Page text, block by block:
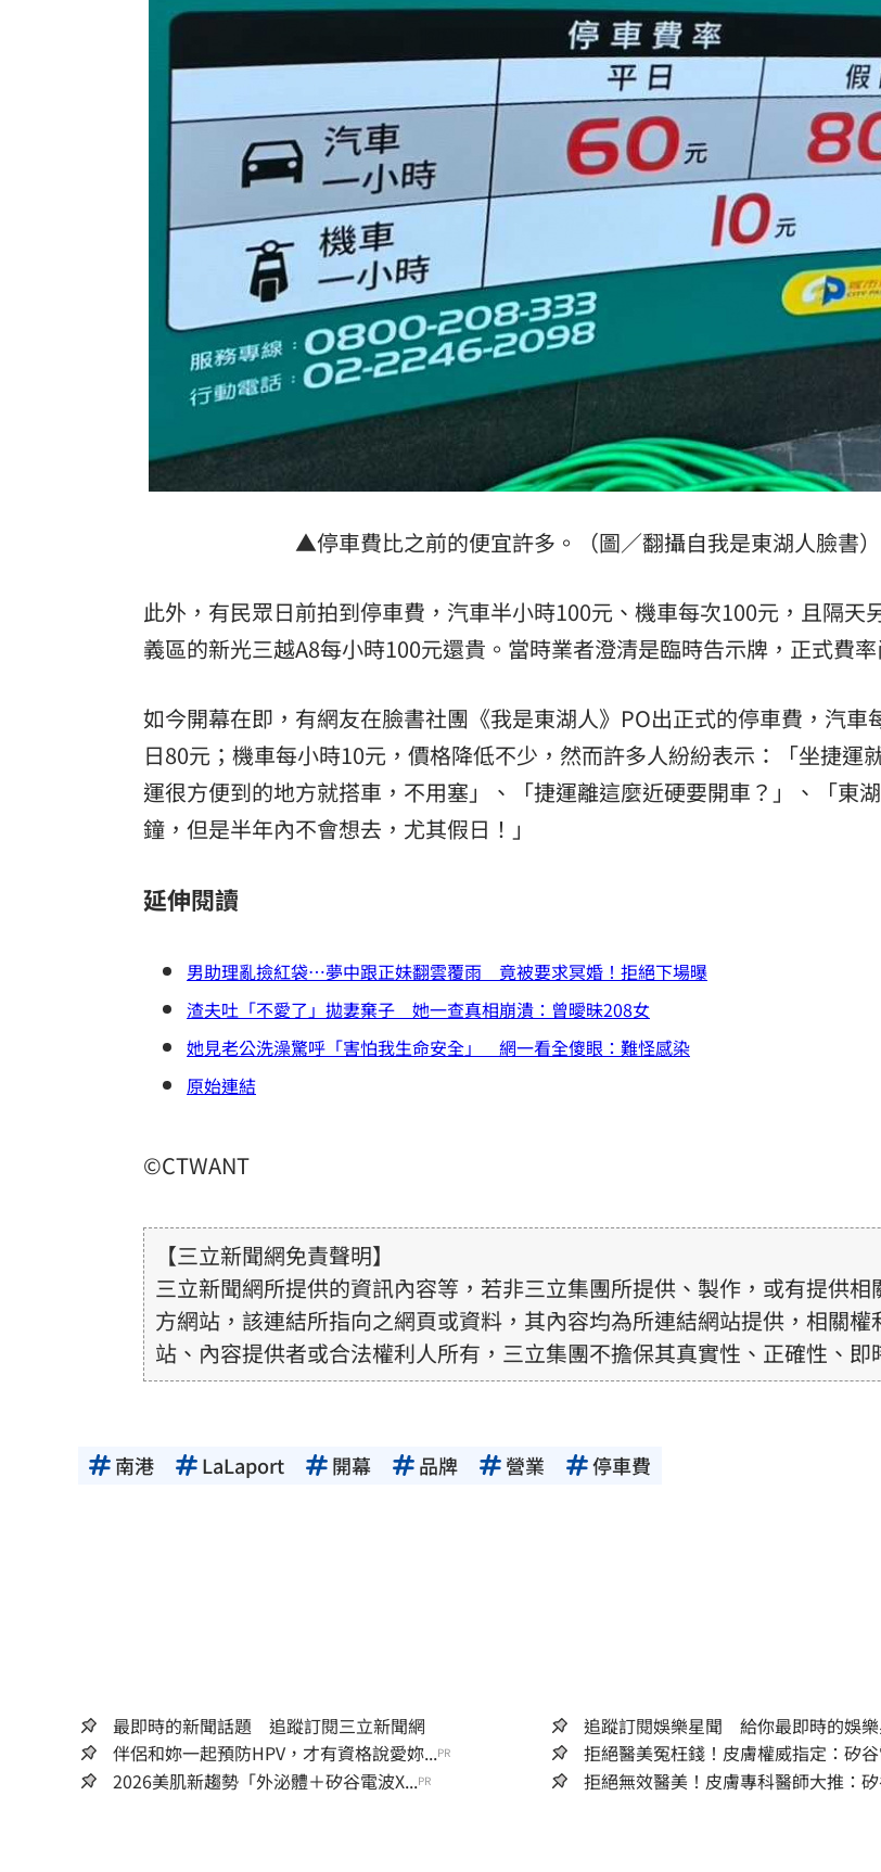
▲停車費比之前的便宜許多。（圖／翻攝自我是東湖人臉書）
此外，有民眾日前拍到停車費，汽車半小時100元、機車每次100元，且隔天
義區的新光三越A8每小時100元還貴。當時業者澄清是臨時告示牌，正式費率
如今開幕在即，有網友在臉書社團《我是東湖人》PO出正式的停車費，汽車
日80元；機車每小時10元，價格降低不少，然而許多人紛紛表示：「坐捷運
運很方便到的地方就搭車，不用塞」、「捷運離這麼近硬要開車？」、「東
鐘，但是半年內不會想去，尤其假日！」
延伸閱讀
男助理亂撿紅袋…夢中跟正妹翻雲覆雨 竟被要求冥婚！拒絕下場曝
渣夫吐「不愛了」拋妻棄子 她一查真相崩潰：曾曖昧208女
她見老公洗澡驚呼「害怕我生命安全」 網一看全傻眼：難怪感染
原始連結
©CTWANT
【三立新聞網免責聲明】
三立新聞網所提供的資訊內容等，若非三立集團所提供、製作，或有提供相
方網站，該連結所指向之網頁或資料，其內容均為所連結網站提供，相關權
站、內容提供者或合法權利人所有，三立集團不擔保其真實性、正確性、即
或合法性。三立新聞網所提供的資訊內容，若其著作權不屬於三立集團所有
用者自負全責。
南港 LaLaport 開幕 品牌 營業 停車費
最即時的新聞話題 追蹤訂閱三立新聞網
追蹤訂閱娛樂星聞 給你最即時的娛
伴侶和妳一起預防HPV，才有資格說愛妳...PR 拒絕醫美冤枉錢！皮膚權威指定：矽
2026美肌新趨勢「外泌體＋矽谷電波X...PR 拒絕無效醫美！皮膚專科醫師大推：